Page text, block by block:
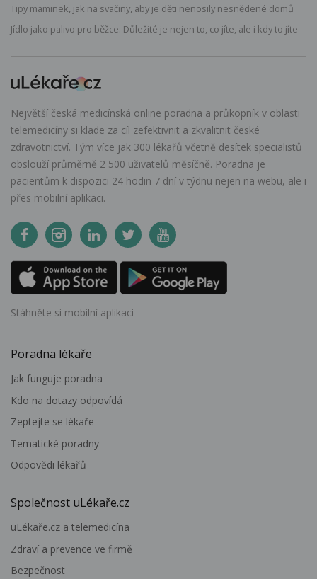
Tipy maminek, jak na svačiny, aby je děti nenosily nesnědené domů
Jídlo jako palivo pro běžce: Důležité je nejen to, co jíte, ale i kdy to jíte
Největší česká medicínská online poradna a průkopník v oblasti
telemedicíny si klade za cíl zefektivnit a zkvalitnit české
zdravotnictví. Tým více jak 300 lékařů včetně desítek specialistů
obslouží průměrně 2 500 uživatelů měsíčně. Poradna je
pacientům k dispozici 24 hodin 7 dní v týdnu nejen na webu, ale i
přes mobilní aplikaci.
Stáhněte si mobilní aplikaci
Poradna lékaře
Jak funguje poradna
Kdo na dotazy odpovídá
Zeptejte se lékaře
Tematické poradny
Odpovědi lékařů
Společnost uLékaře.cz
uLékaře.cz a telemedicína
Zdraví a prevence ve firmě
Bezpečnost